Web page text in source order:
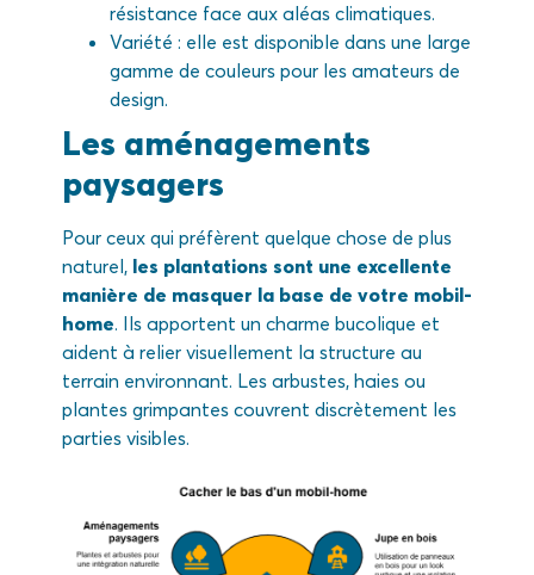
résistance face aux aléas climatiques.
Variété : elle est disponible dans une large
gamme de couleurs pour les amateurs de
design.
Les aménagements
paysagers
Pour ceux qui préfèrent quelque chose de plus
naturel, les plantations sont une excellente
manière de masquer la base de votre mobil-
home. Ils apportent un charme bucolique et
aident à relier visuellement la structure au
terrain environnant. Les arbustes, haies ou
plantes grimpantes couvrent discrètement les
parties visibles.